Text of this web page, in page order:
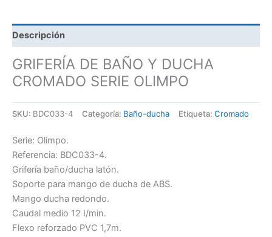
Descripción
GRIFERÍA DE BAÑO Y DUCHA
CROMADO SERIE OLIMPO
SKU: BDC033-4 Categoría: Baño-ducha Etiqueta: Cromado
Serie: Olimpo.
Referencia: BDC033-4.
Grifería baño/ducha latón.
Soporte para mango de ducha de ABS.
Mango ducha redondo.
Caudal medio 12 I/min.
Flexo reforzado PVC 1,7m.